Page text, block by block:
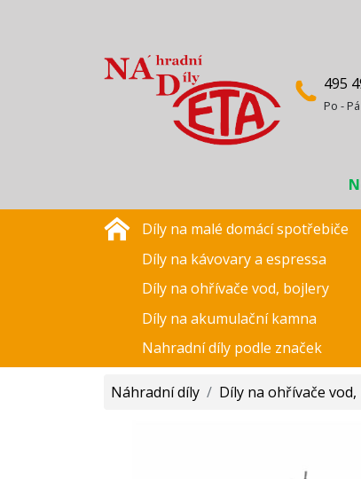
495
Po -
Díly na malé domácí spotřebiče
Díly na kávovary a espressa
Díly na ohřívače vod, bojlery
Díly na akumulační kamna
Nahradní díly podle značek
Náhradní díly / Díly na ohřívače